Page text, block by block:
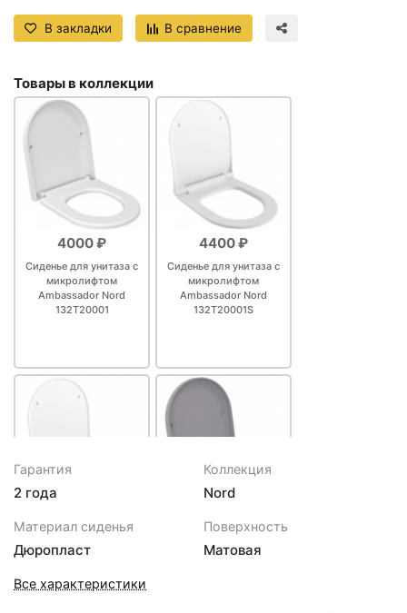
В закладки В сравнение
Товары в коллекции
4000 ₽
Сиденье для унитаза с
микролифтом
Ambassador Nord
132T20001
4400 ₽
Сиденье для унитаза с
микролифтом
Ambassador Nord
132T20001S
6400 ₽
Сиденье для унитаза с
микролифтом
132T20101S
6700 ₽
Сиденье для унитаза с
микролифтом
Гарантия
2 года
Коллекция
Nord
Материал сиденья
Дюропласт
Поверхность
Матовая
Все характеристики